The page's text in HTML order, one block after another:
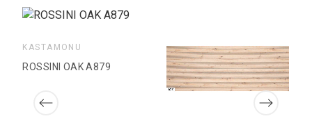
KASTAMONU
ROSSINI OAK A879